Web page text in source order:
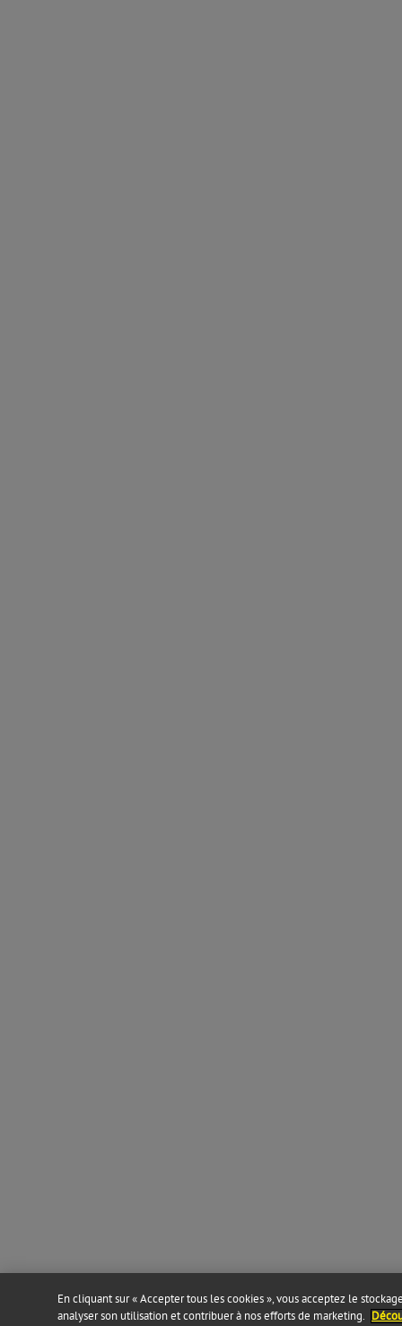
En cliquant sur « Accepter tous les cookies », vous acceptez le
analyser son utilisation et contribuer à nos efforts de marketing.